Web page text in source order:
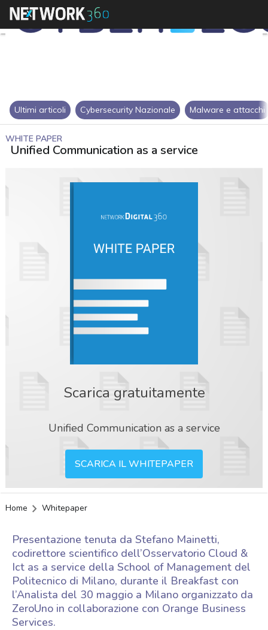
Ultimi articoli Cybersecurity Nazionale Malware e attacchi
WHITE PAPER
Unified Communication as a service
Scarica gratuitamente
Unified Communication as a service
SCARICA IL WHITEPAPER
Home Whitepaper
Presentazione tenuta da Stefano Mainetti,
codirettore scientifico dell’Osservatorio Cloud &
Ict as a service della School of Management del
Politecnico di Milano, durante il Breakfast con
l’Analista del 30 maggio a Milano organizzato da
ZeroUno in collaborazione con Orange Business
Services.